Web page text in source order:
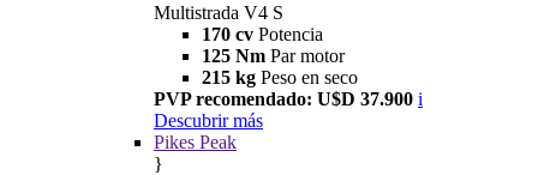
Multistrada V4 S
170 cv Potencia
125 Nm Par motor
215 kg Peso en seco
PVP recomendado: U$D 37.900 i
Descubrir más
Pikes Peak
}